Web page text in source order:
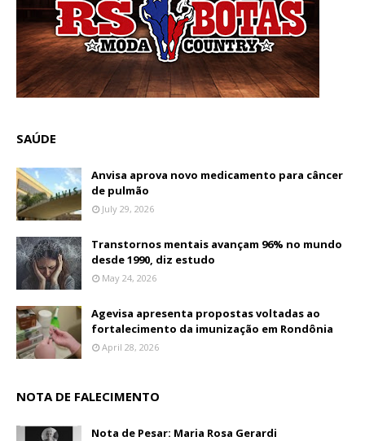
SAÚDE
Anvisa aprova novo medicamento para câncer
de pulmão
July 29, 2026
Transtornos mentais avançam 96% no mundo
desde 1990, diz estudo
May 24, 2026
Agevisa apresenta propostas voltadas ao
fortalecimento da imunização em Rondônia
April 28, 2026
NOTA DE FALECIMENTO
Nota de Pesar: Maria Rosa Gerardi